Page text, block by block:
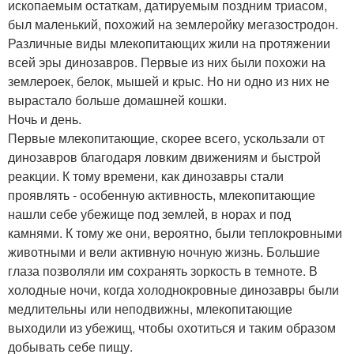
ископаемым остаткам, датируемым поздним триасом,
был маленький, похожий на землеройку мегазостродон.
Различные виды млекопитающих жили на протяжении
всей эры динозавров. Первые из них были похожи на
землероек, белок, мышей и крыс. Но ни одно из них не
вырастало больше домашней кошки.
Ночь и день.
Первые млекопитающие, скорее всего, ускользали от
динозавров благодаря ловким движениям и быстрой
реакции. К тому времени, как динозавры стали
проявлять - особенную активность, млекопитающие
нашли себе убежище под землей, в норах и под
камнями. К тому же они, вероятно, были теплокровными
животными и вели активную ночную жизнь. Большие
глаза позволяли им сохранять зоркость в темноте. В
холодные ночи, когда холоднокровные динозавры были
медлительны или неподвижны, млекопитающие
выходили из убежищ, чтобы охотиться и таким образом
добывать себе пищу.